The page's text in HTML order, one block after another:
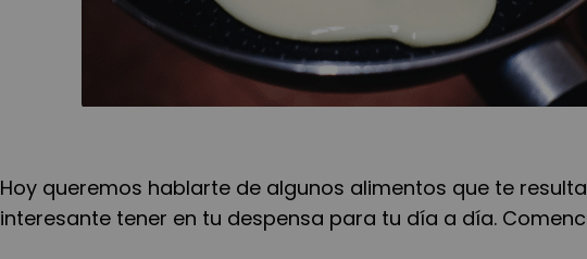
Hoy queremos hablarte de algunos alimentos que te
interesante tener en tu despensa para tu día a día.